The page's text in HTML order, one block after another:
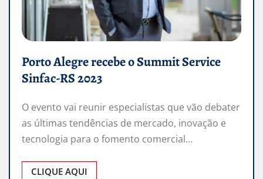
Porto Alegre recebe o Summit Service
Sinfac-RS 2023
O evento vai reunir especialistas que vão debater
as últimas tendências de mercado, inovação e
tecnologia para o fomento comercial…
CLIQUE AQUI